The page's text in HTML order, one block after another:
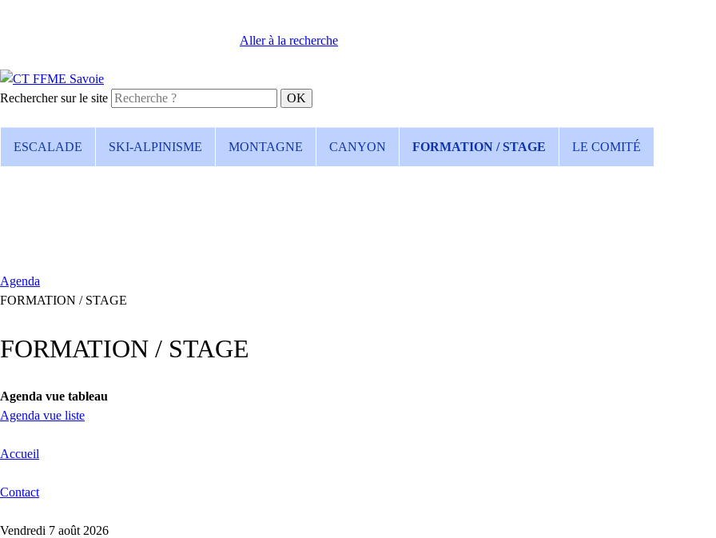
Aller à la recherche
Rechercher sur le site
ESCALADE SKI-ALPINISME MONTAGNE CANYON FORMATION / STAGE LE COMITÉ
Agenda
FORMATION / STAGE
FORMATION / STAGE
Agenda vue tableau
Agenda vue liste
Accueil
Contact
Vendredi 7 août 2026